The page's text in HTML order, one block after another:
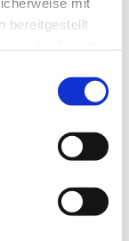
bereitgestellt
for more